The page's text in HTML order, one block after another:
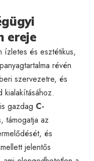
ereje
ízletes és esztétikus,
révén
szervezetre, és
kialakításához.
is gazdag C-
támogatja az
és
jelentős